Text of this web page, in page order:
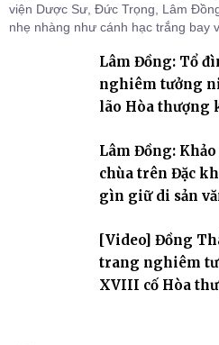
viện Dược Sư, Đức Trọng, Lâm
nhẹ nhàng như cánh hạc trắng bay
Lâm Đồng: Tổ
nghiêm tưởng
lão Hòa thượng
Lâm Đồng:
chùa trên Đặc
gìn giữ di sản
[Video] Đồng
trang nghiêm
XVIII cố Hòa